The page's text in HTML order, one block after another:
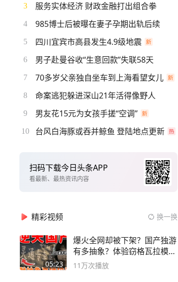
3 服务实体经济 财政金融打出组合拳
4 985博士后被曝在妻子孕期出轨后续
5 四川宜宾市高县发生4.9级地震
6 男子赴曼谷收“生意回款”失联58天
7 70多岁父亲独自坐车到上海看望女儿
8 命案逃犯躲进深山21年活得像野人
9 男友花15元为女孩手搓“空调”
10 台风白海豚或吞并鲸鱼 登陆地点更新
扫码下载今日头条APP
看最新、最热资讯内容
精彩视频 换一换
05:23
爆火全网却被下架？国产独游
有多抽象？体验窃格瓦拉模拟
器！
11万次播放